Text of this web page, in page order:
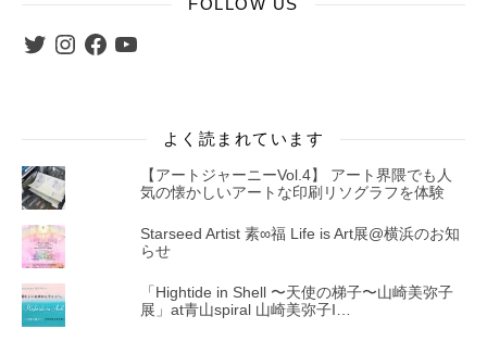
FOLLOW US
TwitterInstagram
FacebookYouTube
よく読まれています
【アートジャーニーVol.4】 アート界隈でも人
気の懐かしいアートな印刷リソグラフを体験
Starseed Artist 素∞福 Life is Art展@横浜のお知
らせ
「Hightide in Shell 〜天使の梯子〜山崎美弥子
展」at青山spiral 山崎美弥子I…